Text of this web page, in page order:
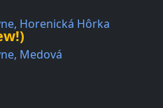
Horenická Hôrka
Medová